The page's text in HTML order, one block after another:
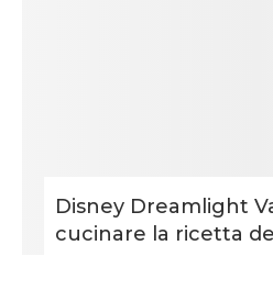
Disney Dreamlight
cucinare la ricetta